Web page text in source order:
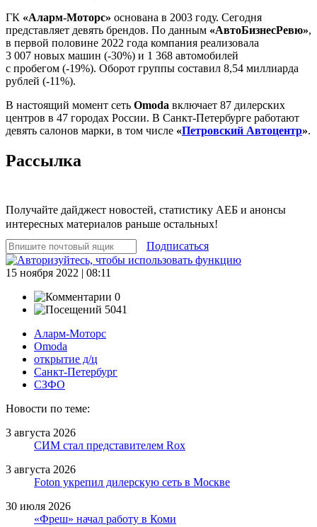
ГК «Аларм-Моторс» основана в 2003 году. Сегодня
представляет девять брендов. По данным «АвтоБизнесРевю»,
в первой половине 2022 года компания реализовала
3 007 новых машин (-30%) и 1 368 автомобилей
с пробегом (-19%). Оборот группы составил 8,54 миллиарда
рублей (-11%).
В настоящий момент сеть Omoda включает 87 дилерских
центров в 47 городах России. В Санкт-Петербурге работают
девять салонов марки, в том числе «Петровский Автоцентр».
Рассылка
Получайте дайджест новостей, статистику АЕБ и анонсы
интересных материалов раньше остальных!
Подписаться
15 ноября 2022 | 08:11
0
5041
Аларм-Моторс
Omoda
открытие д/ц
Санкт-Петербург
СЗФО
Новости по теме:
3 августа 2026
СИМ стал представителем Rox
3 августа 2026
Foton укрепил дилерскую сеть в Москве
30 июля 2026
«Фреш» начал работу в Коми